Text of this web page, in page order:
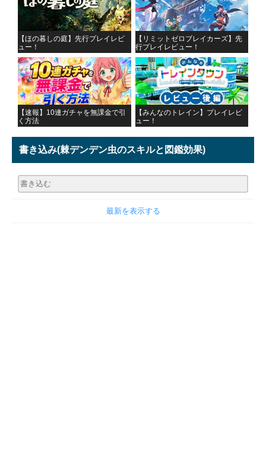
【ほの暮しの庭】先行プレイレビ
ュー！
【リミットゼロブレイカーズ】先
行プレイレビュー！
【速報】10連ガチャを無課金で引
く方法
【みんなのトレイン】プレイレビ
ュー！
書き込み(棘デンデン虫のスキルと図鑑効果)
最新を表示する